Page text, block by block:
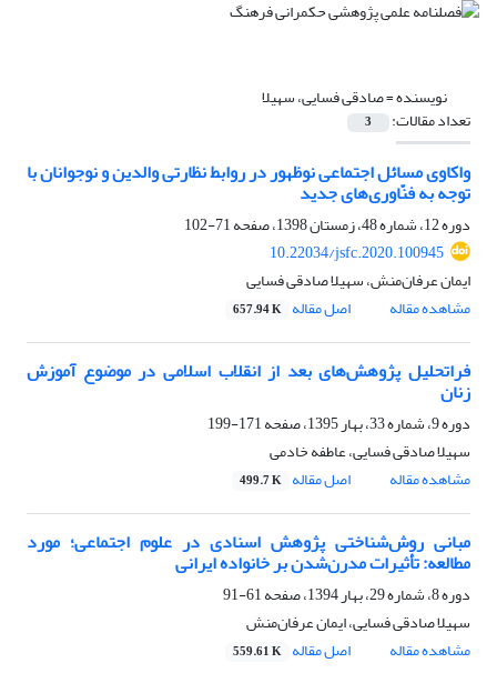
نویسنده =صادقی فسایی، سهیلا
تعداد مقالات: 3
واکاوی مسائل اجتماعی نوظهور در روابط نظارتی والدین و نوجوانان با
توجه به فنّاوری‌های جدید
دوره 12، شماره 48، زمستان 1398، صفحه
71-102
10.22034/jsfc.2020.100945
ایمان عرفان‌منش، سهیلا صادقی فسایی
مشاهده مقاله
اصل مقاله 657.94 K
فراتحلیل پژوهش‌های بعد از انقلاب اسلامی در موضوع آموزش
زنان
دوره 9، شماره 33، بهار 1395، صفحه
171-199
سهیلا صادقی فسایی، عاطفه خادمی
مشاهده مقاله
اصل مقاله 499.7 K
مبانی روش‌شناختی پژوهش اسنادی در علوم اجتماعی؛ مورد
مطالعه: تأثیرات مدرن‌شدن بر خانواده ایرانی
دوره 8، شماره 29، بهار 1394، صفحه
61-91
سهیلا صادقی فسایی، ایمان عرفان‌منش
مشاهده مقاله
اصل مقاله 559.61 K